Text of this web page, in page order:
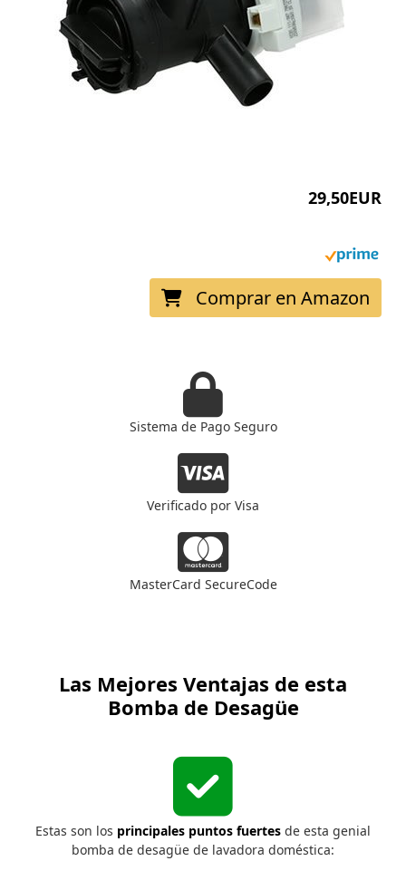
29,50EUR
Comprar en Amazon
fa-
lock
Sistema de Pago Seguro
fab
cc-
visa
Verificado por Visa
fab
cc-
mastercard
MasterCard SecureCode
Las Mejores Ventajas de esta
Bomba de Desagüe
Ventajas
Estas son los principales puntos fuertes de esta genial
bomba de desagüe de lavadora doméstica: